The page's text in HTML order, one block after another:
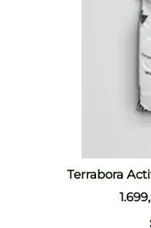
Terrabora